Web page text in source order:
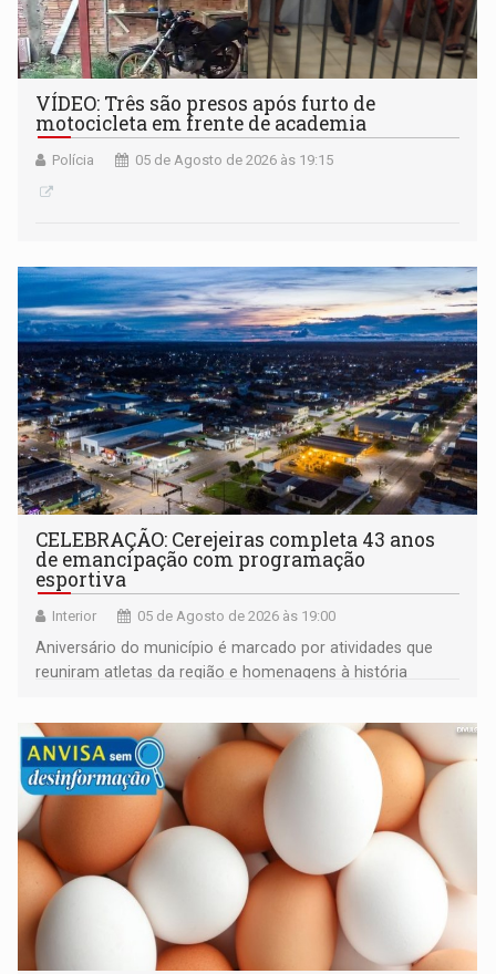
VÍDEO: Três são presos após furto de
motocicleta em frente de academia
Polícia 05 de Agosto de 2026 às 19:15
CELEBRAÇÃO: Cerejeiras completa 43 anos
de emancipação com programação
esportiva
Interior 05 de Agosto de 2026 às 19:00
Aniversário do município é marcado por atividades que
reuniram atletas da região e homenagens à história